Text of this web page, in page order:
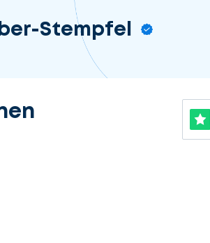
Stempfel